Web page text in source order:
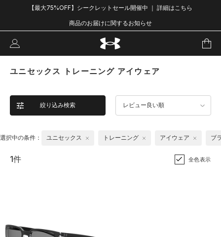
【最大75%OFF】シークレットセール開催中 ｜ 詳細はこちら
商品のお届けに関するお知らせ
ユニセックス トレーニング アイウェア
絞り込み検索 レビュー良い順
選択中の条件： ユニセックス トレーニング アイウェア ブ
1件 全色表示